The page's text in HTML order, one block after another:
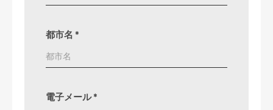
都市名 *
電子メール *